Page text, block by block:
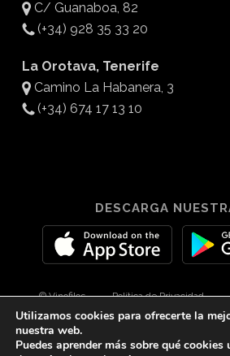
C/ Guanaboa, 82
(+34) 928 35 33 20
La Orotava, Tenerife
Camino La Habanera, 3
(+34) 674 17 13 10
DESCARGA
© Vinofilos Política de Privacidad
Aviso Legal Diseño por
Utilizamos cookies para ofrecerte la
nuestra web.
Puedes aprender más sobre qué